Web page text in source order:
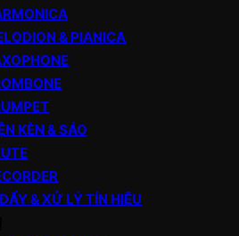
& PIANICA
KÈN & SÁO
& XỬ LÝ TÍN HIỆU